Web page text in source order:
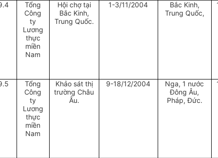
Tổng
Công
ty
Lương
thực
miền
Nam
Hội chợ tại
Bắc Kinh,
Trung Quốc.
1-3/11/2004
Bắc Kinh,
Trung Quốc,
Tổng
Công
ty
Lương
thực
miền
Nam
Khảo sát thị
trường Châu
Âu.
9-18/12/2004
Nga, 1 nước
Đông Âu,
Pháp, Đức.